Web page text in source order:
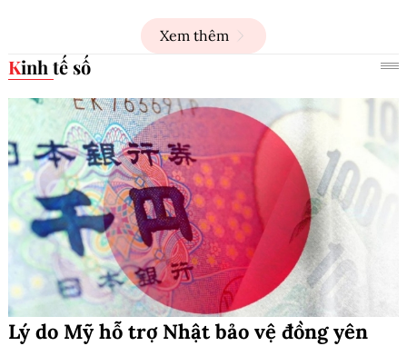
Xem thêm
Kinh tế số
Lý do Mỹ hỗ trợ Nhật bảo vệ đồng yên